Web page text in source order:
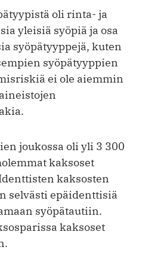
oli rinta- ja
yleisiä syöpiä ja osa
syöpätyyppejä, kuten
syöpätyyppien
ei ole aiemmin
joukossa oli yli 3 300
kaksoset
kaksosten
selvästi epäidenttisiä
syöpätautiin.
kaksoset